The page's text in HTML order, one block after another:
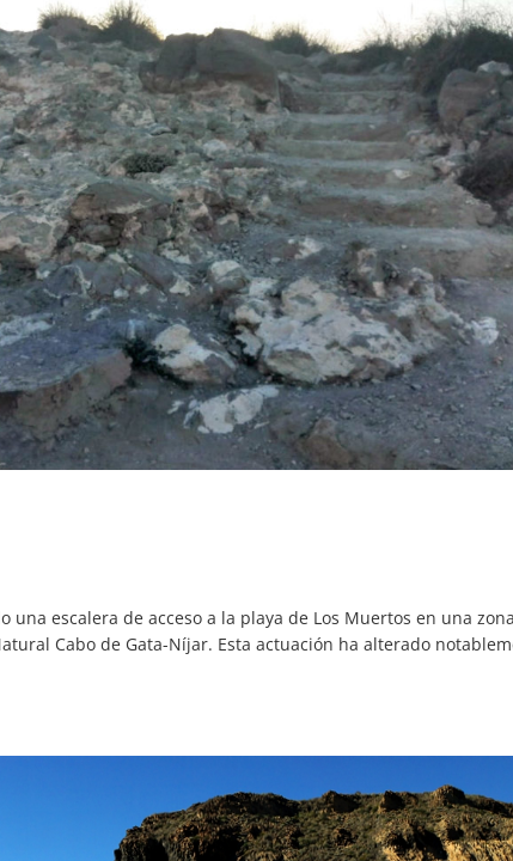
una escalera de acceso a la playa de Los Muertos en una
Cabo de Gata-Níjar. Esta actuación ha alterado